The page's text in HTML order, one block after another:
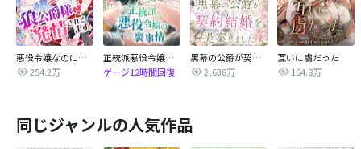
悪役令嬢なのに、狼公爵様に発情されてます
254.2万
正統派悪役令嬢の裏事情
ゲージ12時間回復
黒幕の公爵が契約結婚を提案しました
2,638万
互いに虜だった
164.8万
同じジャンルの人気作品